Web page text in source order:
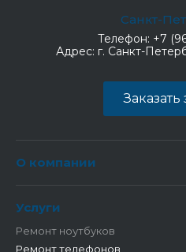
Санкт-
Телефон: +7
Адрес: г. Санкт-
Заказать
О компании
Услуги
Ремонт ноутбуков
Ремонт телефонов